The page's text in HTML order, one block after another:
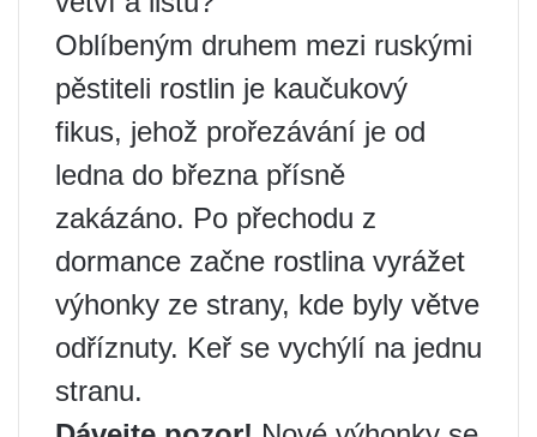
Oblíbeným druhem mezi ruskými
pěstiteli rostlin je kaučukový
fikus, jehož prořezávání je od
ledna do března přísně
zakázáno. Po přechodu z
dormance začne rostlina vyrážet
výhonky ze strany, kde byly větve
odříznuty. Keř se vychýlí na jednu
stranu.